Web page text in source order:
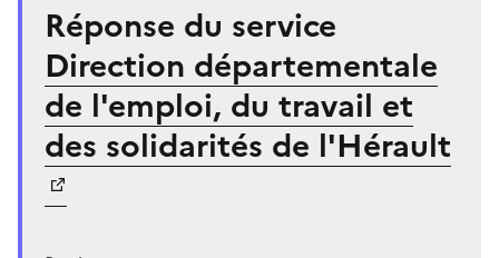
Réponse du service
Direction départementale
de l'emploi, du travail et
des solidarités de l'Hérault